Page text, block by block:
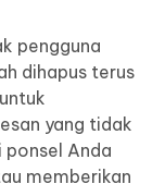
pengguna
dihapus terus
yang tidak
Anda
memberikan